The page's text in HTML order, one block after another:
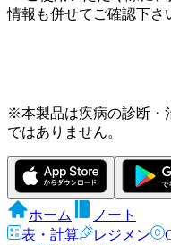
情報も併せてご確認下さ
※本製品は疾病の診断・
ではありません。
ホーム
ノート
表・計算
レジメン